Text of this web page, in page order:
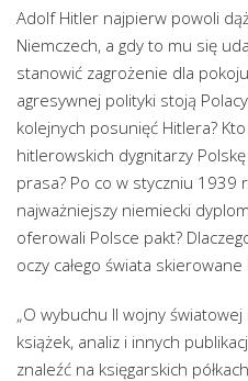
Adolf Hitler najpierw powoli
Niemczech, a gdy to mu się
stanowić zagrożenie dla
agresywnej polityki stoją
kolejnych posunięć Hitlera?
hitlerowskich dygnitarzy
prasa? Po co w styczniu 1939
najważniejszy niemiecki
oferowali Polsce pakt?
oczy całego świata skierowane
„O wybuchu II wojny
książek, analiz i innych
znaleźć na księgarskich